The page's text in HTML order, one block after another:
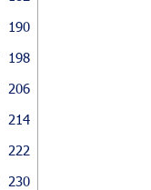
190
198
206
214
222
230